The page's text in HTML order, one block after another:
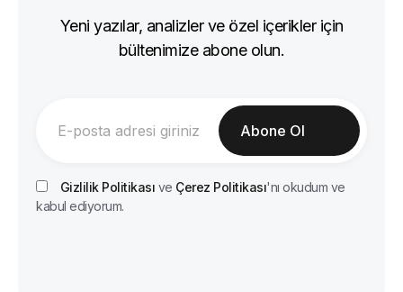
Yeni yazılar, analizler ve özel içerikler için
bültenimize abone olun.
Gizlilik Politikası ve Çerez Politikası'nı okudum ve
kabul ediyorum.